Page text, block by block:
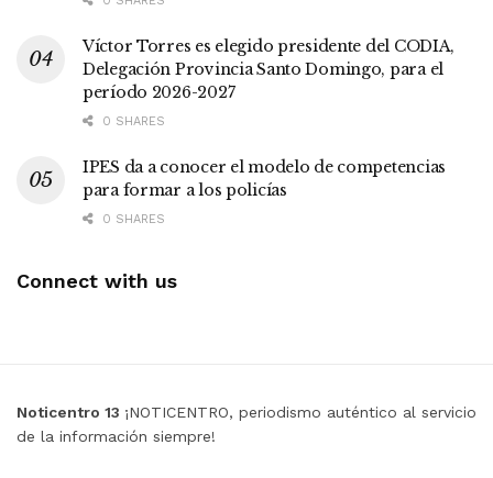
Víctor Torres es elegido presidente del CODIA,
Delegación Provincia Santo Domingo, para el
período 2026-2027
0 SHARES
IPES da a conocer el modelo de competencias
para formar a los policías
0 SHARES
Connect with us
Noticentro 13 ¡NOTICENTRO, periodismo auténtico al servicio
de la información siempre!